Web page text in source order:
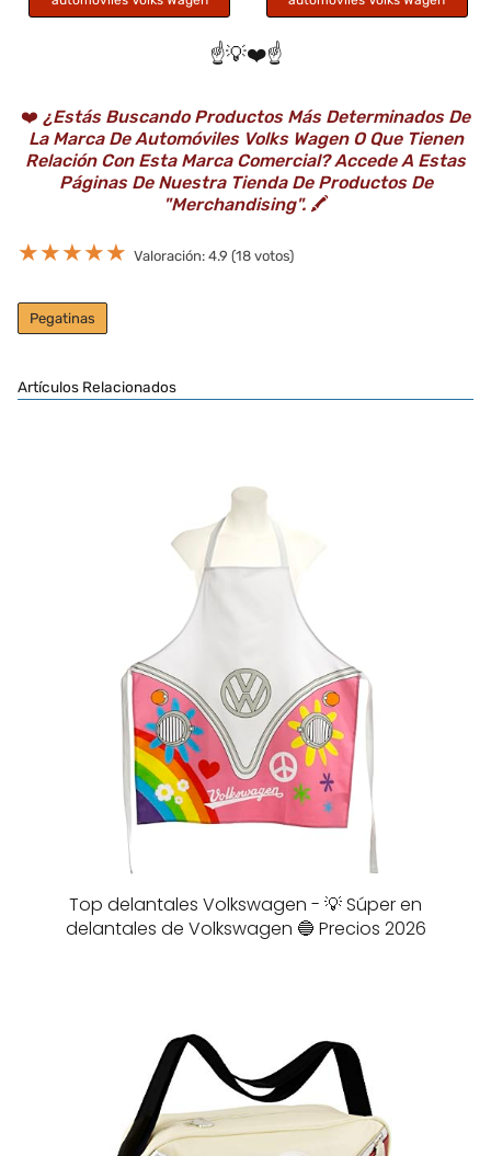
☝️💡❤️☝️
❤️ ¿Estás Buscando Productos Más Determinados De
La Marca De Automóviles Volks Wagen O Que Tienen
Relación Con Esta Marca Comercial? Accede A Estas
Páginas De Nuestra Tienda De Productos De
"Merchandising".🖍️
★★★★★ Valoración: 4.9 (18 votos)
Pegatinas
Artículos Relacionados
Top delantales Volkswagen - 💡 Súper en
delantales de Volkswagen 🔵 Precios 2026